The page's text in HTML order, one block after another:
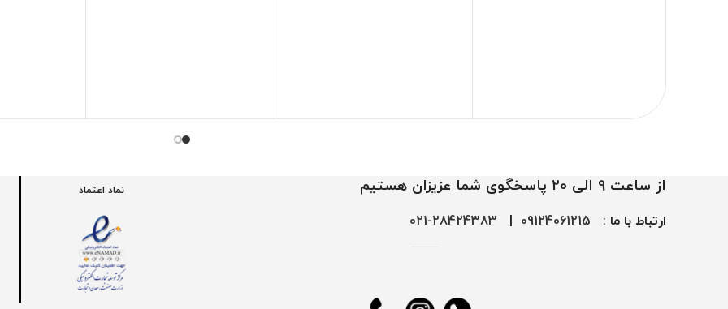
از ساعت 9 الی 20 پاسخگوی شما عزیزان هستیم
ارتباط با ما : 09124061215
|
28424383-021
نماد اعتماد